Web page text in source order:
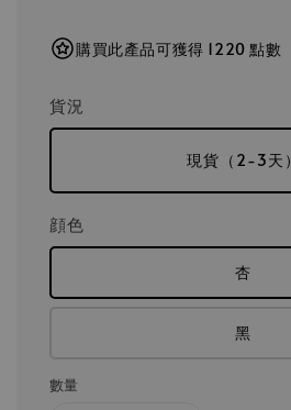
購買此產品可獲得 1220 點數
貨況
現貨（2-3天）
顔色
杏
黑
數量